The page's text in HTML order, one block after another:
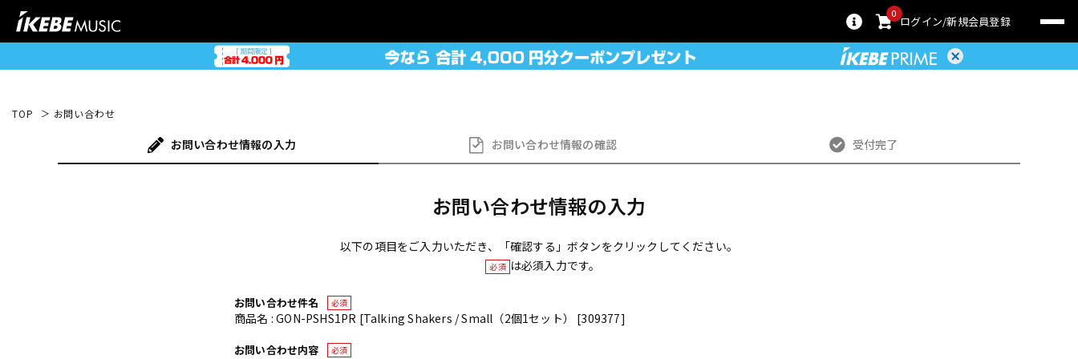
0
ログイン 新規会員登録
TOP お問い合わせ
お問い合わせ情報の入力 お問い合わせ情報の確認 受付完了
お問い合わせ情報の入力
以下の項目をご入力いただき、「確認する」ボタンをクリックしてください。
必須 は必須入力です。
お問い合わせ件名 必須
商品名 : GON-PSHS1PR [Talking Shakers / Small（2個1セット） [309377]
お問い合わせ内容 必須